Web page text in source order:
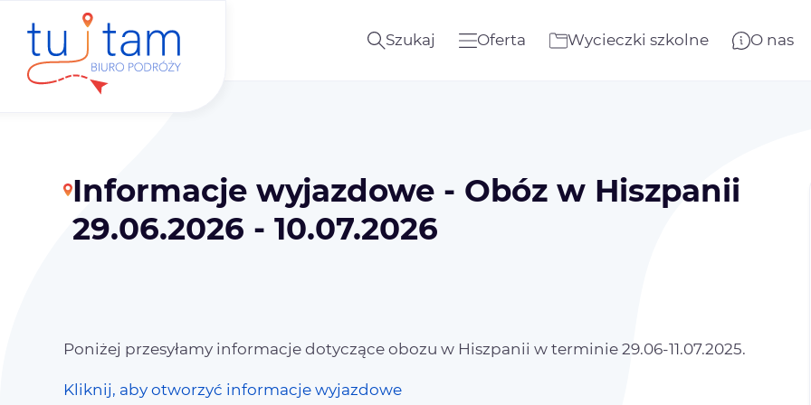
Szukaj Oferta Wycieczki szkolne O nas
Informacje wyjazdowe - Obóz w Hiszpanii
29.06.2026 - 10.07.2026
Poniżej przesyłamy informacje dotyczące obozu w Hiszpanii w terminie 29.06-11.07.2025.
Kliknij, aby otworzyć informacje wyjazdowe